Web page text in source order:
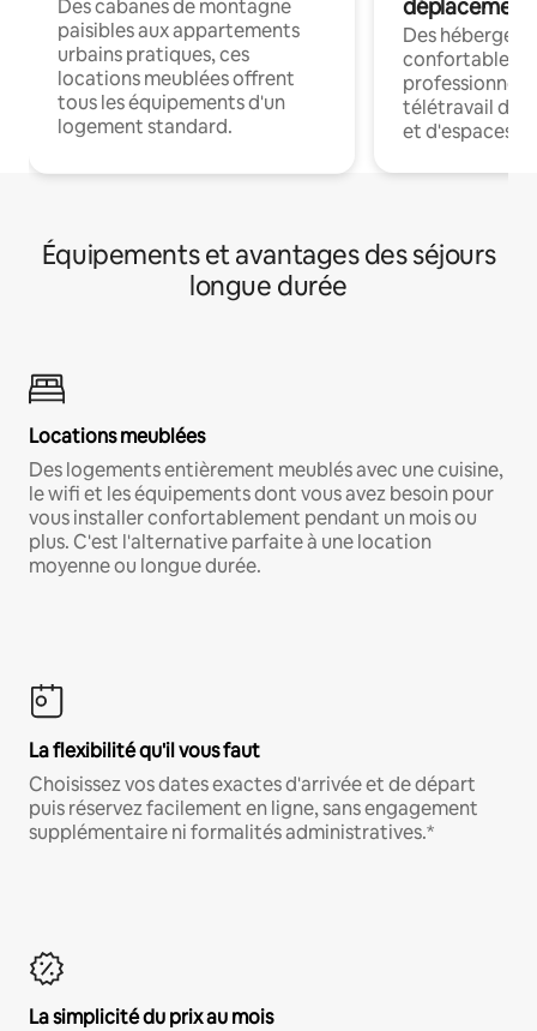
Des cabanes de montagne
paisibles aux appartements
urbains pratiques, ces
locations meublées offrent
tous les équipements d'un
logement standard.
déplacement
Des
confortables
professionnels
télétravail
et d'espaces
Équipements et avantages des séjours
longue durée
Locations meublées
Des logements entièrement meublés avec une cuisine,
le wifi et les équipements dont vous avez besoin pour
vous installer confortablement pendant un mois ou
plus. C'est l'alternative parfaite à une location
moyenne ou longue durée.
La flexibilité qu'il vous faut
Choisissez vos dates exactes d'arrivée et de départ
puis réservez facilement en ligne, sans engagement
supplémentaire ni formalités administratives.*
La simplicité du prix au mois